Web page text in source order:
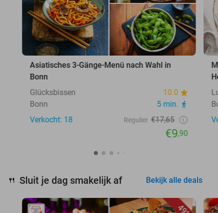
Asiatisches 3-Gänge-Menü nach Wahl in
Bonn
Glücksbissen
10.0
Bonn
5 min.
Verkocht: 18
Regulier €17,65
€9,90
🍴 Sluit je dag smakelijk af Bekijk alle deals